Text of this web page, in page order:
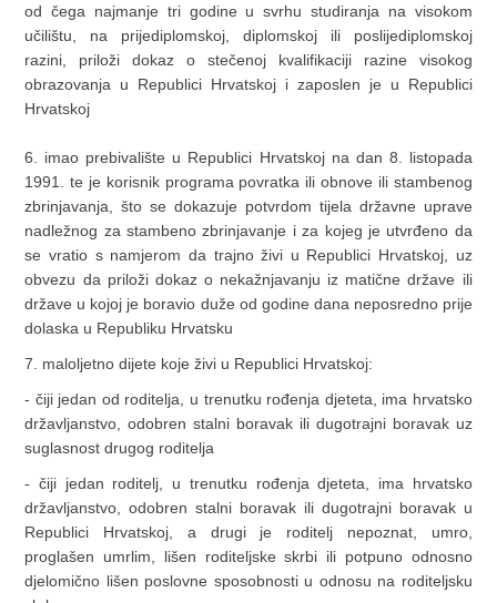
od čega najmanje tri godine u svrhu studiranja na visokom
učilištu, na prijediplomskoj, diplomskoj ili poslijediplomskoj
razini, priloži dokaz o stečenoj kvalifikaciji razine visokog
obrazovanja u Republici Hrvatskoj i zaposlen je u Republici
Hrvatskoj
6. imao prebivalište u Republici Hrvatskoj na dan 8. listopada
1991. te je korisnik programa povratka ili obnove ili stambenog
zbrinjavanja, što se dokazuje potvrdom tijela državne uprave
nadležnog za stambeno zbrinjavanje i za kojeg je utvrđeno da
se vratio s namjerom da trajno živi u Republici Hrvatskoj, uz
obvezu da priloži dokaz o nekažnjavanju iz matične države ili
države u kojoj je boravio duže od godine dana neposredno prije
dolaska u Republiku Hrvatsku
7. maloljetno dijete koje živi u Republici Hrvatskoj:
- čiji jedan od roditelja, u trenutku rođenja djeteta, ima hrvatsko
državljanstvo, odobren stalni boravak ili dugotrajni boravak uz
suglasnost drugog roditelja
- čiji jedan roditelj, u trenutku rođenja djeteta, ima hrvatsko
državljanstvo, odobren stalni boravak ili dugotrajni boravak u
Republici Hrvatskoj, a drugi je roditelj nepoznat, umro,
proglašen umrlim, lišen roditeljske skrbi ili potpuno odnosno
djelomično lišen poslovne sposobnosti u odnosu na roditeljsku